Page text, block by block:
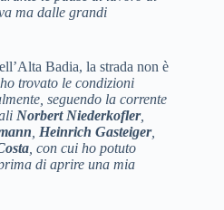
ma dalle grandi
Badia, la strada non è
trovato le condizioni
seguendo la corrente
Norbert Niederkofler,
Heinrich Gasteiger,
, con cui ho potuto
di aprire una mia